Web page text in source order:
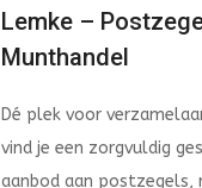
Lemke –
Munthandel
Dé plek voor
vind je een zorgvuldig
aanbod aan postzegels,